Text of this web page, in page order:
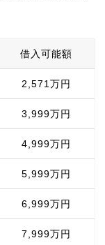
借入可能額
2,571万円
3,999万円
4,999万円
5,999万円
6,999万円
7,999万円